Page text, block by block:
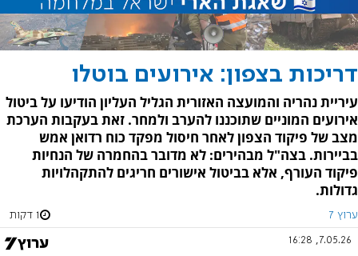
דריכות בצפון: אירועים בוטלו
עיריית נהריה והמועצה האזורית הגליל העליון הודיעו על ביטול
אירועים המוניים שתוכננו להערב ולמחר. זאת בעקבות הערכת
מצב של פיקוד הצפון לאחר חיסול מפקד כוח רדואן אמש
בביירות. בצה"ל מבהירים: לא מדובר בהחמרה של הנחיות
פיקוד העורף, אלא בביטול אישורים חריגים להתקהלויות
גדולות.
ערוץ 7 1 דקות
7.05.26, 16:28